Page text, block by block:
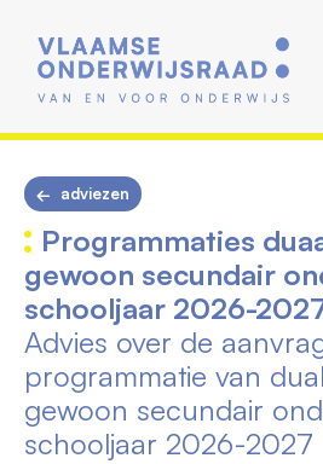
adviezen
Programmaties
gewoon secundair
schooljaar 2026-
Advies over de
programmatie van
gewoon secundair
schooljaar 2026-2027